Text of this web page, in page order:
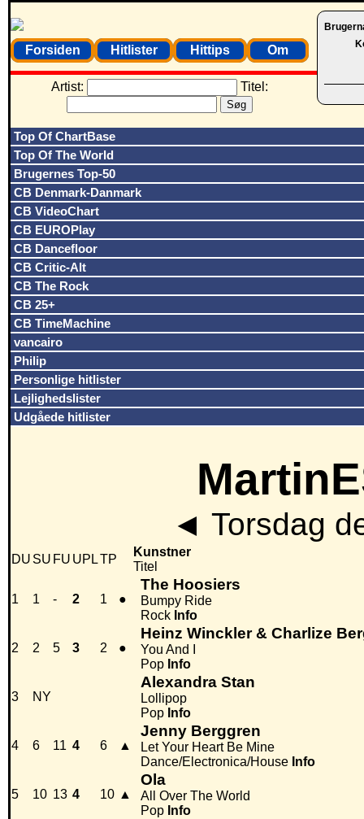
Forsiden Hitlister Hittips Om
Artist: Titel:
Top Of ChartBase
Top Of The World
Brugernes Top-50
CB Denmark-Danmark
CB VideoChart
CB EUROPlay
CB Dancefloor
CB Critic-Alt
CB The Rock
CB 25+
CB TimeMachine
vancairo
Philip
Personlige hitlister
Lejlighedslister
Udgåede hitlister
◄ Torsdag
DU SU FU UPLTP
Kunstner
Titel
1 1 - 2 1 ●
The Hoosiers
Bumpy Ride
Rock Info
2 2 5 3 2 ●
Heinz Winckler & Charlize
You And I
Pop Info
3 NY
Alexandra Stan
Lollipop
Pop Info
4 6 11 4 6 ▲
Jenny Berggren
Let Your Heart Be Mine
Dance/Electronica/House Info
5 10 13 4 10 ▲
Ola
All Over The World
Pop Info